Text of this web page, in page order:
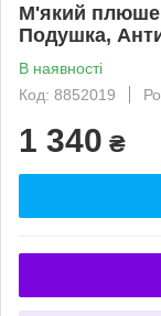
М'який
Подушка,
В наявності
Код: 8852019
1 340 ₴